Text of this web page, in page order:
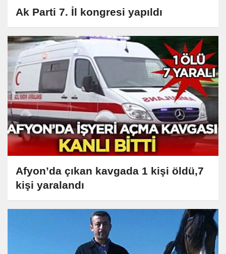
Ak Parti 7. İl kongresi yapıldı
Afyon’da çıkan kavgada 1 kişi öldü,7
kişi yaralandı